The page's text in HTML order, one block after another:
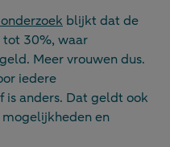
blijkt dat de
30%, waar
Meer vrouwen dus.
iedere
anders. Dat geldt ook
en